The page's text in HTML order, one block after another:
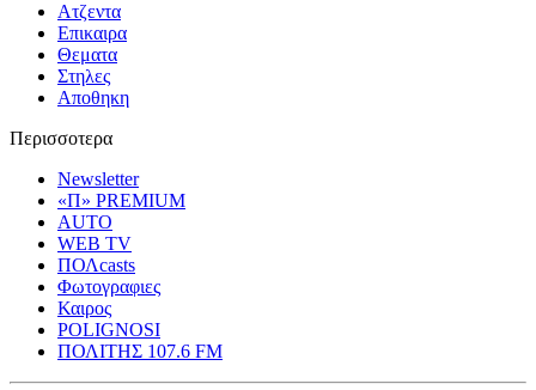
Ατζεντα
Επικαιρα
Θεματα
Στηλες
Αποθηκη
Περισσοτερα
Newsletter
«Π» PREMIUM
AUTO
WEB TV
ΠΟΛcasts
Φωτογραφιες
Καιρος
POLIGNOSI
ΠΟΛΙΤΗΣ 107.6 FM